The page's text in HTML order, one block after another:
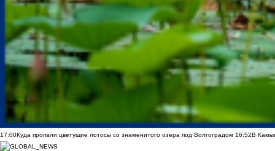
17:00Куда пропали цветущие лотосы со знаменитого озера под Волгоградом 16:52В